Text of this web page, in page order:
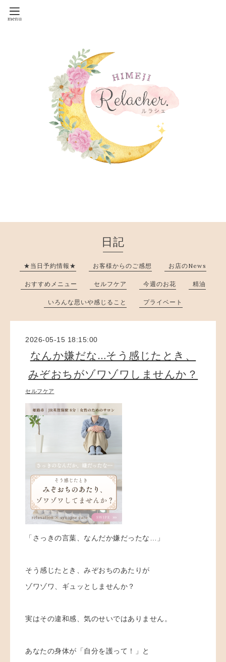
日記
★当日予約情報★ お客様からのご感想 お店のNews
おすすめメニュー セルフケア 今週のお花 精油
いろんな思いや感じること プライベート
2026-05-15 18:15:00
なんか嫌だな…そう感じたとき、
みぞおちがゾワゾワしませんか？
セルフケア
「さっきの言葉、なんだか嫌だったな…」
そう感じたとき、みぞおちのあたりが
ゾワゾワ、ギュッとしませんか？
実はその違和感、気のせいではありません。
あなたの身体が「自分を護って！」と